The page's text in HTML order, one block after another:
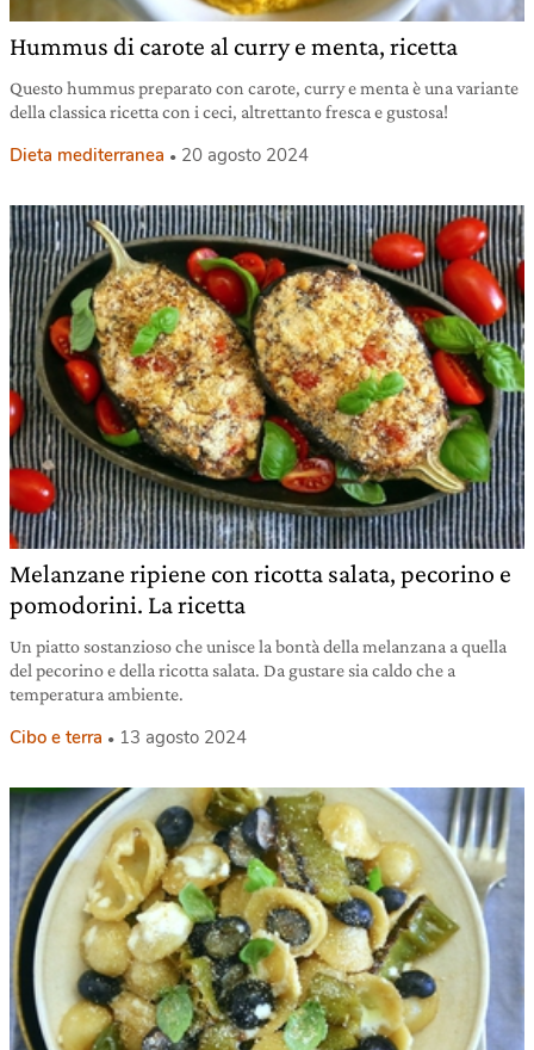
Hummus di carote al curry e menta, ricetta
Questo hummus preparato con carote, curry e menta è una variante
della classica ricetta con i ceci, altrettanto fresca e gustosa!
Dieta mediterranea 20 agosto 2024
Melanzane ripiene con ricotta salata, pecorino e
pomodorini. La ricetta
Un piatto sostanzioso che unisce la bontà della melanzana a quella
del pecorino e della ricotta salata. Da gustare sia caldo che a
temperatura ambiente.
Cibo e terra 13 agosto 2024